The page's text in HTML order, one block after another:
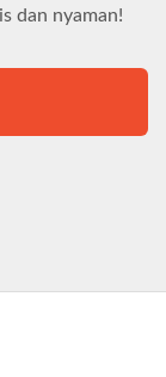
dan nyaman!